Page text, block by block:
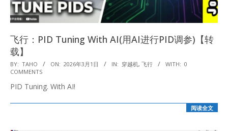
飞行：PID Tuning With AI(用AI进行PID调参)【转
载】
2026-
03-
01
BY: TAHO ON: 2026年3月1日 IN: 穿越机, 飞行 WITH: 0
COMMENTS
PID Tuning. With AI!
阅读全文